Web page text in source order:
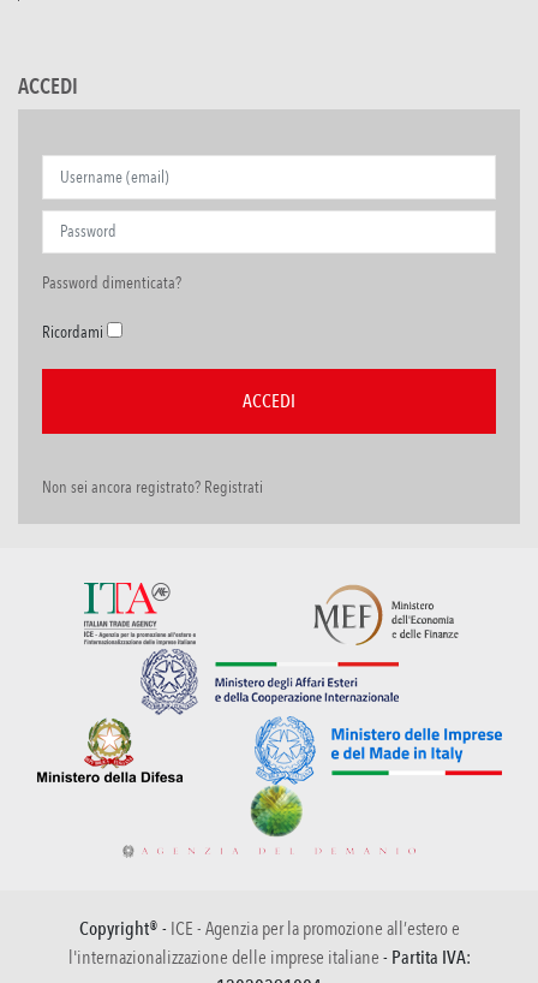
ACCEDI
Password dimenticata?
Ricordami
Non sei ancora registrato? Registrati
Copyright® - ICE - Agenzia per la promozione all’estero e
l'internazionalizzazione delle imprese italiane - Partita IVA: